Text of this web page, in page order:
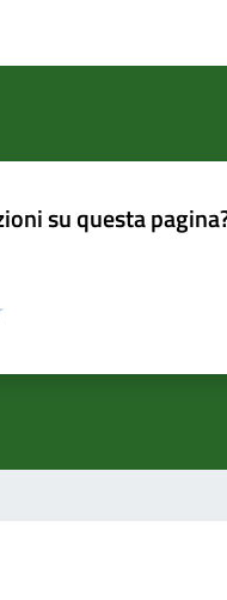
su questa